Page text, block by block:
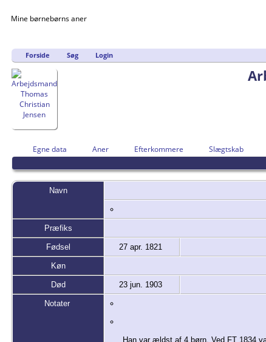
Mine børnebørns aner
Forside Søg Login
Egne data Aner Efterkommere Slægtskab
Navn
Præfiks
Fødsel 27 apr. 1821
Køn
Død 23 jun. 1903
Notater
Han var ældst af 4 børn. Ved FT 1834